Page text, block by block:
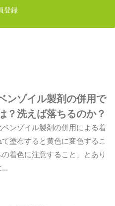
登録
ンゾイル製剤の併用で
？洗えば落ちるのか？
ベンゾイル製剤の併用による着
塗布すると黄色に変色するこ
着色に注意すること」とあり
...